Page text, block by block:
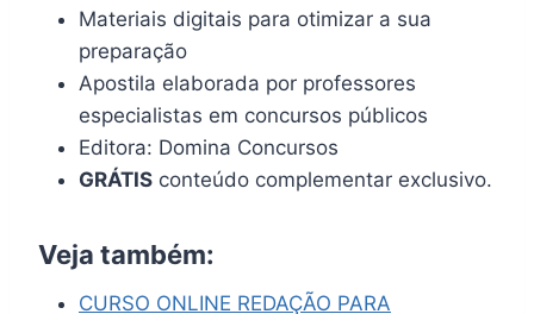
Materiais digitais para otimizar a sua
preparação
Apostila elaborada por professores
especialistas em concursos públicos
Editora: Domina Concursos
GRÁTIS conteúdo complementar exclusivo.
Veja também:
CURSO ONLINE REDAÇÃO PARA